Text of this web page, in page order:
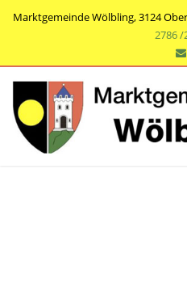
Marktgemeinde Wölbling, 3124
2786 /